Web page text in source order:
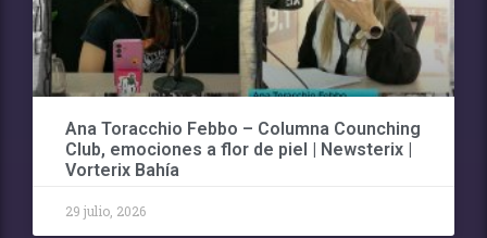
Ana Toracchio Febbo – Columna Counching
Club, emociones a flor de piel | Newsterix |
Vorterix Bahía
29 julio, 2026